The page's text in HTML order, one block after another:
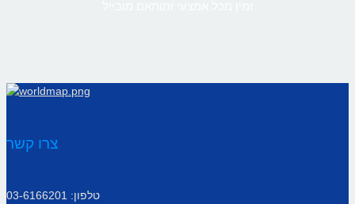
צרו קשר
טלפון: 03-6166201